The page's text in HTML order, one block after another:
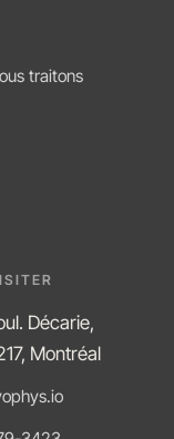
traitons
Décarie,
Montréal